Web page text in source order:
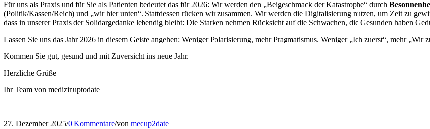
Für uns als Praxis und für Sie als Patienten bedeutet das für 2026: Wir werden den „Beigeschmack der Katastrophe“ durch
(Politik/Kassen/Reich) und „wir hier unten“. Stattdessen rücken wir zusammen. Wir werden die Digitalisierung nutzen, um Zeit zu
dass in unserer Praxis der Solidargedanke lebendig bleibt: Die Starken nehmen Rücksicht auf die Schwachen, die Gesunden haben
Lassen Sie uns das Jahr 2026 in diesem Geiste angehen: Weniger Polarisierung, mehr Pragmatismus. Weniger „Ich zuerst“, mehr „Wir
Kommen Sie gut, gesund und mit Zuversicht ins neue Jahr.
Herzliche Grüße
Ihr Team von medizinuptodate
27. Dezember 2025/0 Kommentare/von medup2date